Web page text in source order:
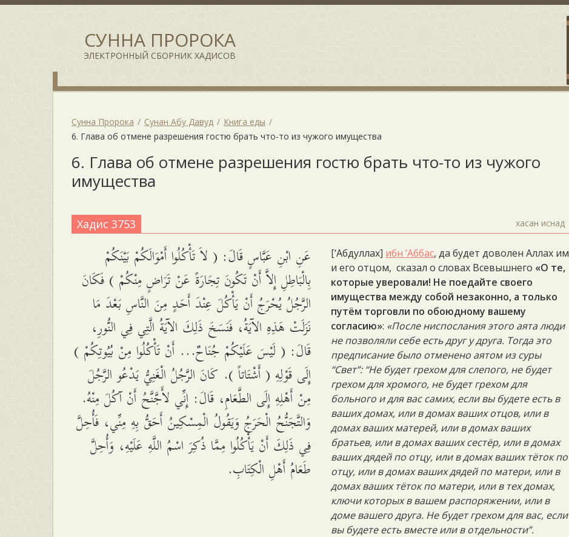
СУННА ПРОРОКА
ЭЛЕКТРОННЫЙ СБОРНИК ХАДИСОВ
Сунна Пророка Сунан Абу Давуд
Книга еды
6. Глава об отмене разрешения гостю брать что-то из чужого имущества
6. Глава об отмене разрешения гостю брать что-то из чужого
имущества
Хадис 3753 хасан иснад
عَنِ ابْنِ عَبَّاسٍ قَالَ: ( لاَ تَأْكُلُوا أَمْوَالَكُمْ بَيْنَكُمْ
بِالْبَاطِلِ إِلاَّ أَنْ تَكُونَ تِجَارَةً عَنْ تَرَاضٍ مِنْكُمْ ) فَكَانَ
الرَّجُلُ يُحْرَجُ أَنْ يَأْكُلَ عِنْدَ أَحَدٍ مِنَ النَّاسِ بَعْدَ مَا
نَزَلَتْ هَذِهِ الآيَةُ، فَنَسَخَ ذَلِكَ الآيَةُ الَّتِي فِي النُّورِ،
قَالَ: ( لَيْسَ عَلَيْكُمْ جُنَاحٌ... أَنْ تَأْكُلُوا مِنْ بُيُوتِكُمْ )
إِلَى قَوْلِهِ ( أَشْتَاتاً ). كَانَ الرَّجُلُ الْغَنِيُّ يَدْعُو الرَّجُلَ
مِنْ أَهْلِهِ إِلَى الطَّعَامِ، قَالَ: إِنِّي لأَجَّنَّحُ أَنْ آكُلَ مِنْهُ.
وَالتَّجَنُّحُ الْحَرَجُ وَيَقُولُ الْمِسْكِينُ أَحَقُّ بِهِ مِنِّي، فَأُحِلَّ
فِي ذَلِكَ أَنْ يَأْكُلُوا مِمَّا ذُكِرَ اسْمُ اللَّهِ عَلَيْهِ، وَأُحِلَّ
طَعَامُ أَهْلِ الْكِتَابِ.
[‘Абдуллах] ибн ‘Аббас, да будет доволен Аллах им
и его отцом, сказал о словах Всевышнего «О те,
которые уверовали! Не поедайте своего
имущества между собой незаконно, а только
путём торговли по обоюдному вашему
согласию»: «После ниспослания этого аята люди
не позволяли себе есть друг у друга. Тогда это
предписание было отменено аятом из суры
“Свет”: “Не будет грехом для слепого, не будет
грехом для хромого, не будет грехом для
больного и для вас самих, если вы будете есть в
ваших домах, или в домах ваших отцов, или в
домах ваших матерей, или в домах ваших
братьев, или в домах ваших сестёр, или в домах
ваших дядей по отцу, или в домах ваших тёток по
отцу, или в домах ваших дядей по матери, или в
домах ваших тёток по матери, или в тех домах,
ключи которых в вашем распоряжении, или в
доме вашего друга. Не будет грехом для вас, если
вы будете есть вместе или в отдельности”.